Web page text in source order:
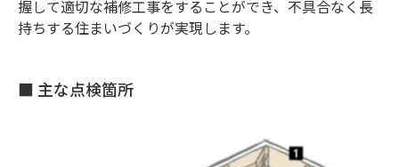
握して適切な補修工事をすることができ、不具合なく長
持ちする住まいづくりが実現します。
■ 主な点検箇所